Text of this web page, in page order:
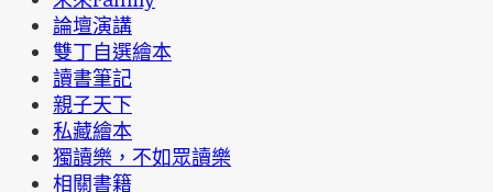
論壇演講
雙丁自選繪本
讀書筆記
親子天下
私藏繪本
獨讀樂，不如眾讀樂
相關書籍